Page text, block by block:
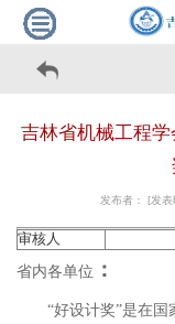
吉林省机械工程
发布者： [发表
审核人
省内各单位 ：
“好设计奖”是在